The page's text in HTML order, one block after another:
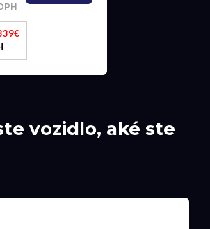
vozidlo, aké ste